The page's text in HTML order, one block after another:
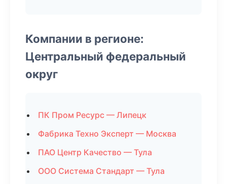
Компании в регионе:
Центральный федеральный
округ
ПК Пром Ресурс — Липецк
Фабрика Техно Эксперт — Москва
ПАО Центр Качество — Тула
ООО Система Стандарт — Тула